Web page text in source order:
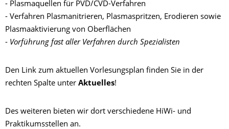
- Plasmaquellen für PVD/CVD-Verfahren
- Verfahren Plasmanitrieren, Plasmaspritzen, Erodieren sowie
Plasmaaktivierung von Oberflächen
- Vorführung fast aller Verfahren durch Spezialisten
Den Link zum aktuellen Vorlesungsplan finden Sie in der
rechten Spalte unter Aktuelles!
Des weiteren bieten wir dort verschiedene HiWi- und
Praktikumsstellen an.